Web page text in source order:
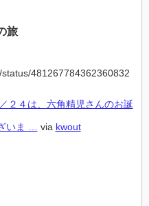
旅
２４は、六角精児さんのお誕
いま … via kwout